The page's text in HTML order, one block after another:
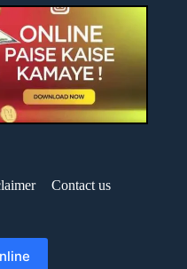
Contact us